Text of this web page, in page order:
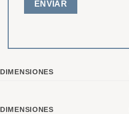
DIMENSIONES
DIMENSIONES